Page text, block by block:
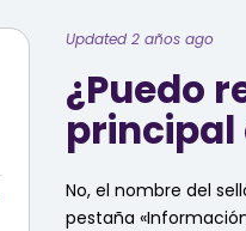
Updated 2 años ago
¿Puedo
principal
No, el nombre del
pestaña